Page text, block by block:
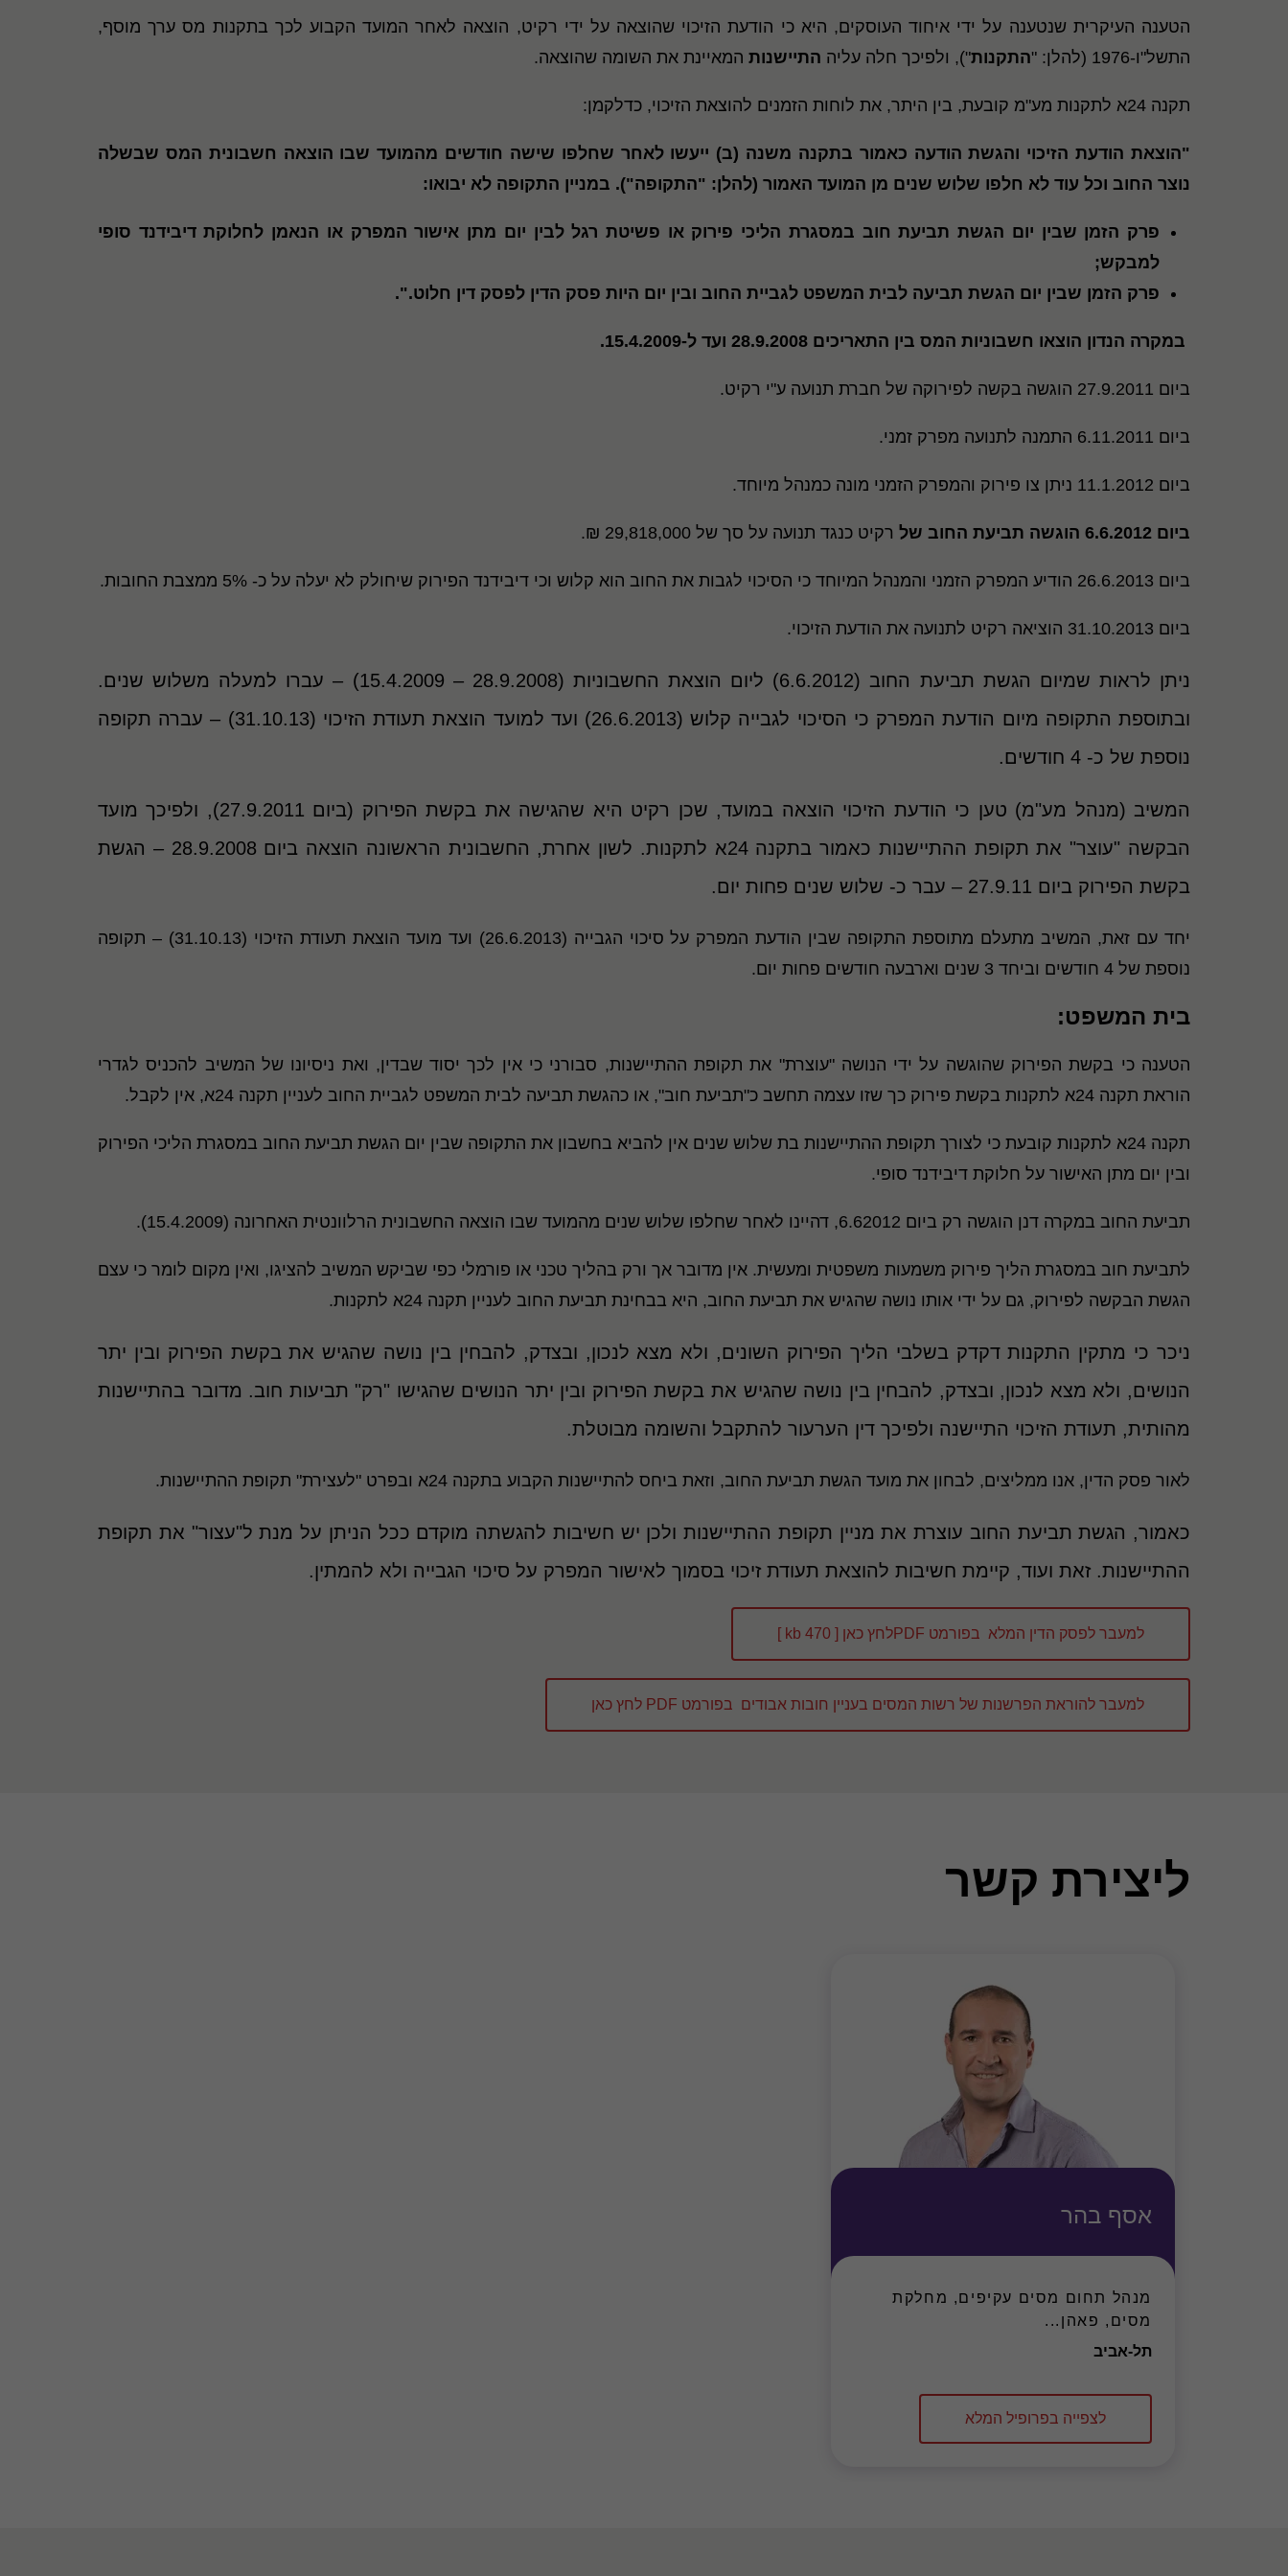
הטענה העיקרית שנטענה על ידי איחוד העוסקים, היא כי הודעת הזיכוי שהוצאה על ידי רקיט, הוצאה לאחר המועד הקבוע לכך בתקנות מס ערך מוסף,
התשל"ו-1976 (להלן: "
התקנות"), ולפיכך חלה עליה התיישנות המאיינת את השומה שהוצאה.
תקנה 24א לתקנות מע"מ קובעת, בין היתר, את לוחות הזמנים להוצאת הזיכוי, כדלקמן:
"הוצאת הודעת הזיכוי והגשת הודעה כאמור בתקנה משנה (ב) ייעשו לאחר שחלפו שישה חודשים מהמועד שבו הוצאה חשבונית המס שבשלה
נוצר החוב וכל עוד לא חלפו שלוש שנים מן המועד האמור (להלן: "התקופה"). במניין התקופה לא יבואו:
פרק הזמן שבין יום הגשת תביעת חוב במסגרת הליכי פירוק או פשיטת רגל לבין יום מתן אישור המפרק או הנאמן לחלוקת דיבידנד סופי
למבקש;
פרק הזמן שבין יום הגשת תביעה לבית המשפט לגביית החוב ובין יום היות פסק הדין לפסק דין חלוט.".
במקרה הנדון הוצאו חשבוניות המס בין התאריכים 28.9.2008 ועד ל-15.4.2009.
ביום 27.9.2011 הוגשה בקשה לפירוקה של חברת תנועה ע"י רקיט.
ביום 6.11.2011 התמנה לתנועה מפרק זמני.
ביום 11.1.2012 ניתן צו פירוק והמפרק הזמני מונה כמנהל מיוחד.
ביום 6.6.2012 הוגשה תביעת החוב של רקיט כנגד תנועה על סך של 29,818,000 ₪.
ביום 26.6.2013 הודיע המפרק הזמני והמנהל המיוחד כי הסיכוי לגבות את החוב הוא קלוש וכי דיבידנד הפירוק שיחולק לא יעלה על כ- 5% ממצבת החובות.
ביום 31.10.2013 הוציאה רקיט לתנועה את הודעת הזיכוי.
ניתן לראות שמיום הגשת תביעת החוב (6.6.2012) ליום הוצאת החשבוניות (28.9.2008 – 15.4.2009) – עברו למעלה משלוש שנים.
ובתוספת התקופה מיום הודעת המפרק כי הסיכוי לגבייה קלוש (26.6.2013) ועד למועד הוצאת תעודת הזיכוי (31.10.13) – עברה תקופה
נוספת של כ- 4 חודשים.
המשיב (מנהל מע"מ) טען כי הודעת הזיכוי הוצאה במועד, שכן רקיט היא שהגישה את בקשת הפירוק (ביום 27.9.2011), ולפיכך מועד
הבקשה "עוצר" את תקופת ההתיישנות כאמור בתקנה 24א לתקנות. לשון אחרת, החשבונית הראשונה הוצאה ביום 28.9.2008 – הגשת
בקשת הפירוק ביום 27.9.11 – עבר כ- שלוש שנים פחות יום.
יחד עם זאת, המשיב מתעלם מתוספת התקופה שבין הודעת המפרק על סיכוי הגבייה (26.6.2013) ועד מועד הוצאת תעודת הזיכוי (31.10.13) – תקופה
נוספת של 4 חודשים וביחד 3 שנים וארבעה חודשים פחות יום.
בית המשפט:
הטענה כי בקשת הפירוק שהוגשה על ידי הנושה "עוצרת" את תקופת ההתיישנות, סבורני כי אין לכך יסוד שבדין, ואת ניסיונו של המשיב להכניס לגדרי
הוראת תקנה 24א לתקנות בקשת פירוק כך שזו עצמה תחשב כ"תביעת חוב", או כהגשת תביעה לבית המשפט לגביית החוב לעניין תקנה 24א, אין לקבל.
תקנה 24א לתקנות קובעת כי לצורך תקופת ההתיישנות בת שלוש שנים אין להביא בחשבון את התקופה שבין יום הגשת תביעת החוב במסגרת הליכי הפירוק
ובין יום מתן האישור על חלוקת דיבידנד סופי.
תביעת החוב במקרה דנן הוגשה רק ביום 6.62012, דהיינו לאחר שחלפו שלוש שנים מהמועד שבו הוצאה החשבונית הרלוונטית האחרונה (15.4.2009).
לתביעת חוב במסגרת הליך פירוק משמעות משפטית ומעשית. אין מדובר אך ורק בהליך טכני או פורמלי כפי שביקש המשיב להציגו, ואין מקום לומר כי עצם
הגשת הבקשה לפירוק, גם על ידי אותו נושה שהגיש את תביעת החוב, היא בבחינת תביעת החוב לעניין תקנה 24א לתקנות.
ניכר כי מתקין התקנות דקדק בשלבי הליך הפירוק השונים, ולא מצא לנכון, ובצדק, להבחין בין נושה שהגיש את בקשת הפירוק ובין יתר
הנושים, ולא מצא לנכון, ובצדק, להבחין בין נושה שהגיש את בקשת הפירוק ובין יתר הנושים שהגישו "רק" תביעות חוב. מדובר בהתיישנות
מהותית, תעודת הזיכוי התיישנה ולפיכך דין הערעור להתקבל והשומה מבוטלת.
לאור פסק הדין, אנו ממליצים, לבחון את מועד הגשת תביעת החוב, וזאת ביחס להתיישנות הקבוע בתקנה 24א ובפרט "לעצירת" תקופת ההתיישנות.
כאמור, הגשת תביעת החוב עוצרת את מניין תקופת ההתיישנות ולכן יש חשיבות להגשתה מוקדם ככל הניתן על מנת ל"עצור" את תקופת
ההתיישנות. זאת ועוד, קיימת חשיבות להוצאת תעודת זיכוי בסמוך לאישור המפרק על סיכוי הגבייה ולא להמתין.
למעבר לפסק הדין המלא בפורמט PDFלחץ כאן [ 470 kb ]
למעבר להוראת הפרשנות של רשות המסים בעניין חובות אבודים בפורמט PDF לחץ כאן
ליצירת קשר
אסף בהר
מנהל תחום מסים עקיפים, מחלקת
מסים, פאהן...
תל-אביב
לצפייה בפרופיל המלא